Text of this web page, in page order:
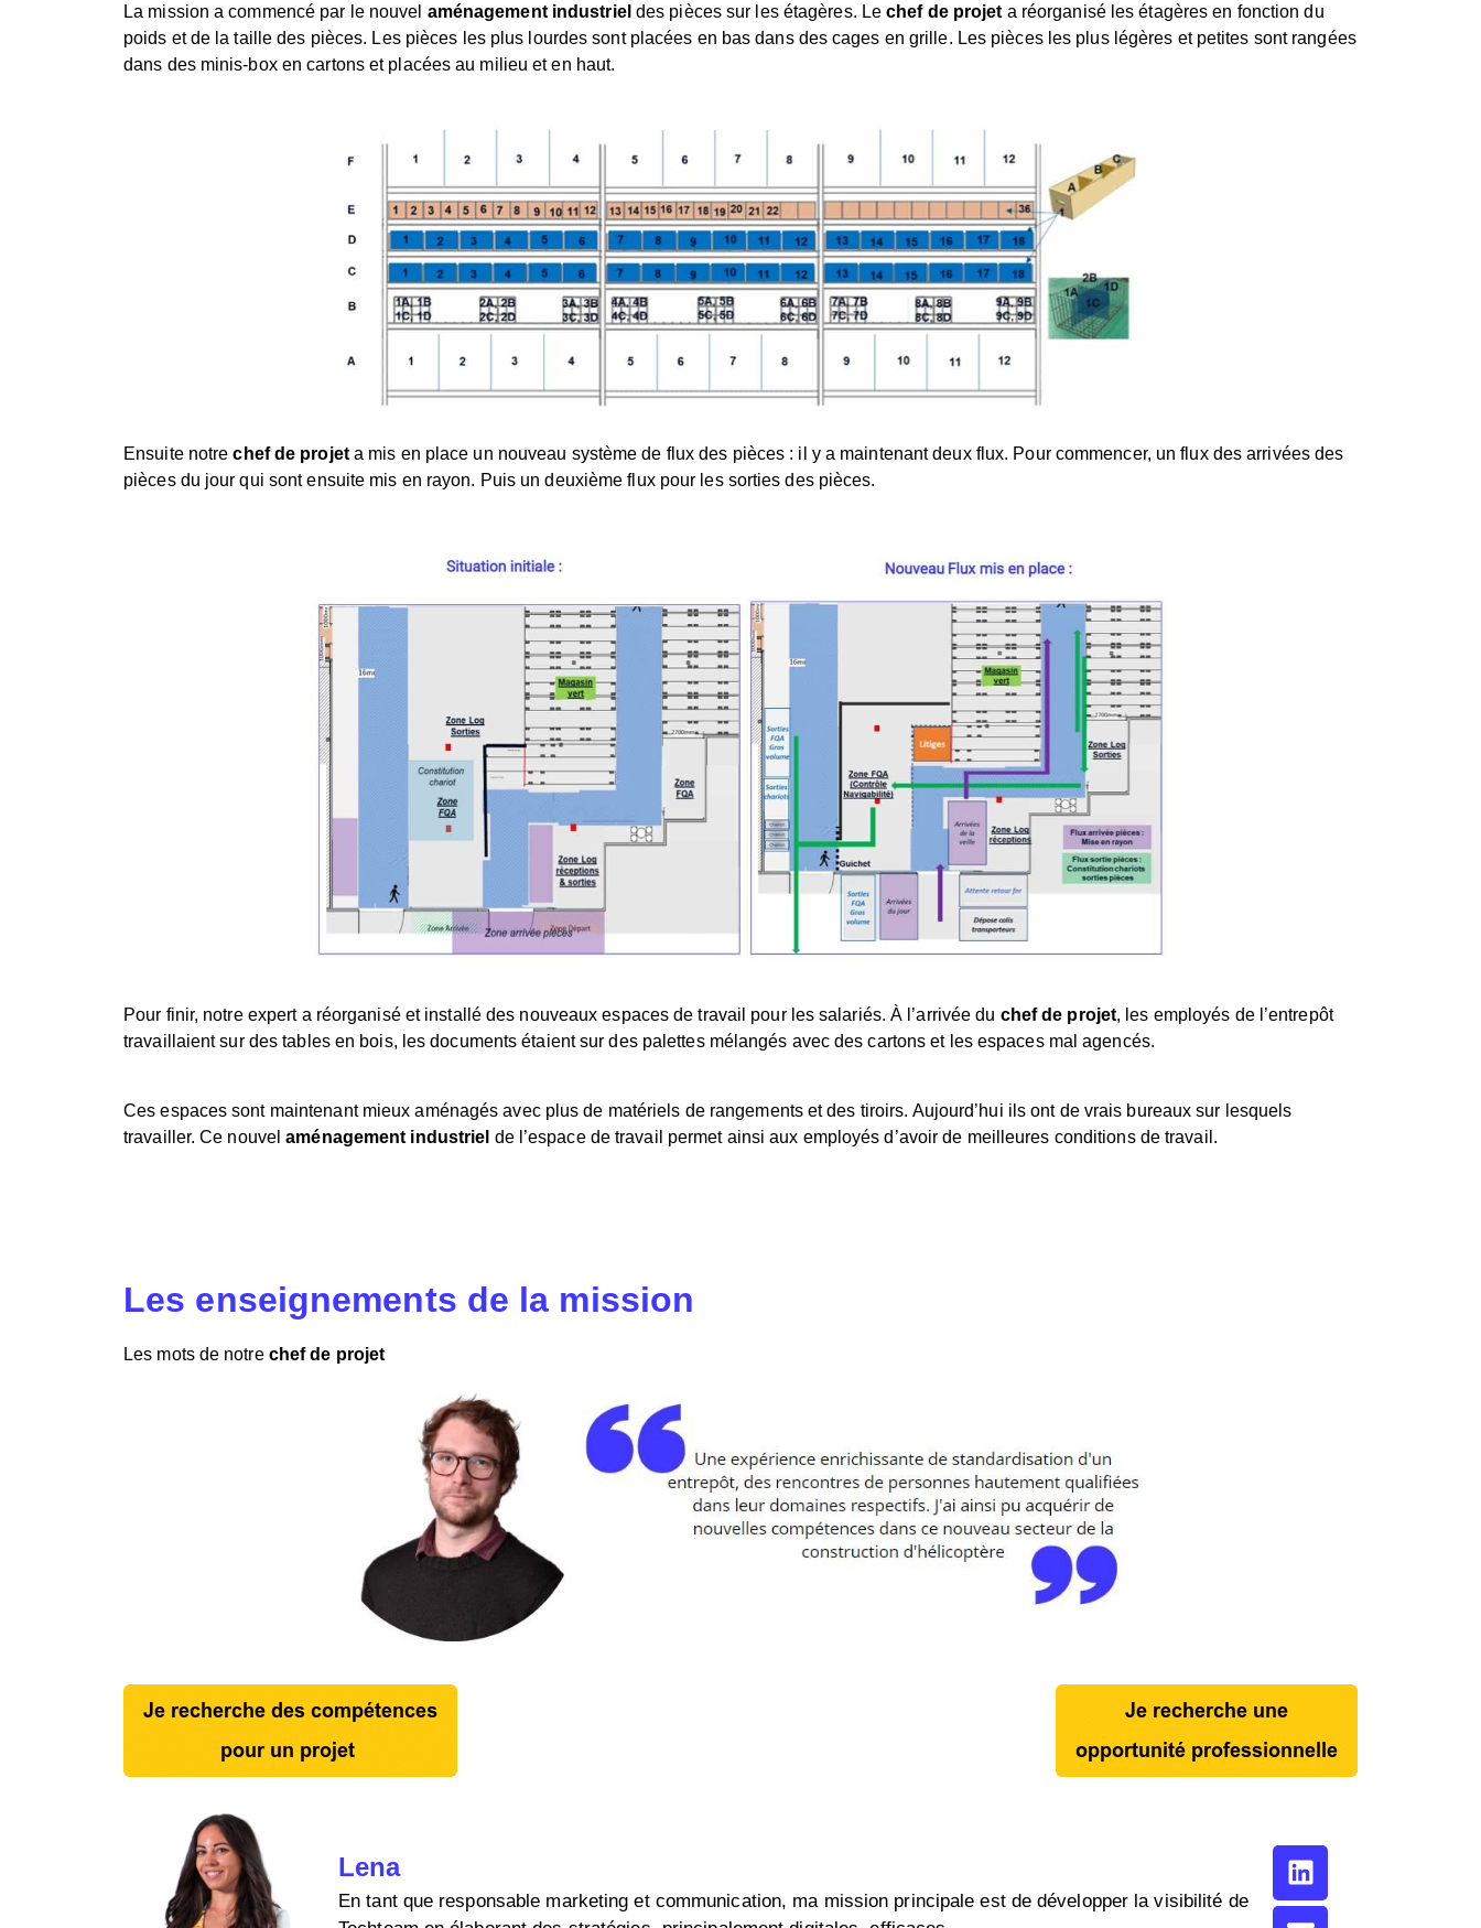
La mission a commencé par le nouvel aménagement industriel des pièces sur les étagères. Lechef de projet a réorganisé les étagères en fonction du
poids et de la taille des pièces. Les pièces les plus lourdes sont placées en bas dans des cages en grille. Les pièces les plus légères et petites sont rangées
dans des minis-box en cartons et placées au milieu et en haut.
Ensuite notrechef de projeta mis en place un nouveau système de flux des pièces : il y a maintenant deux flux. Pour commencer, un flux des arrivées des
pièces du jour qui sont ensuite mis en rayon. Puis un deuxième flux pour les sorties des pièces.
Pour finir, notre expert a réorganisé et installé des nouveaux espaces de travail pour les salariés. À l’arrivée du chef de projet, les employés de l’entrepôt
travaillaient sur des tables en bois, les documents étaient sur des palettes mélangés avec des cartons et les espaces mal agencés.
Ces espaces sont maintenant mieux aménagés avec plus de matériels de rangements et des tiroirs. Aujourd’hui ils ont de vrais bureaux sur lesquels
travailler. Ce nouvelaménagement industriel de l’espace de travail permet ainsi aux employés d’avoir de meilleures conditions de travail.
Les enseignements de la mission
Les mots de notre chef de projet
Lena
En tant que responsable marketing et communication, ma mission principale est de développer la visibilité de